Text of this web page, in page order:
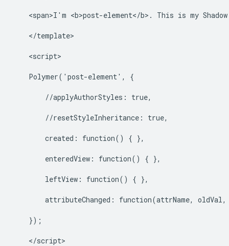
<span>I'm <b>post-element</b>. This is my
    </template>
    <script>
    Polymer('post-element', {
        //applyAuthorStyles: true,
        //resetStyleInheritance: true,
        created: function() { },
        enteredView: function() { },
        leftView: function() { },
attributeChanged: function(attrName,
    });
    </script>